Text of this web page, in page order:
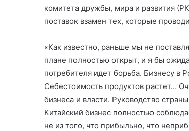
комитета дружбы, мира и развития
поставок взамен тех, которые
«Как известно, раньше мы не
плане полностью открыт, и я бы
потребителя идет борьба. Бизнесу в
Себестоимость продуктов растет…
бизнеса и власти. Руководство
Китайский бизнес полностью
не из того, что прибыльно, что